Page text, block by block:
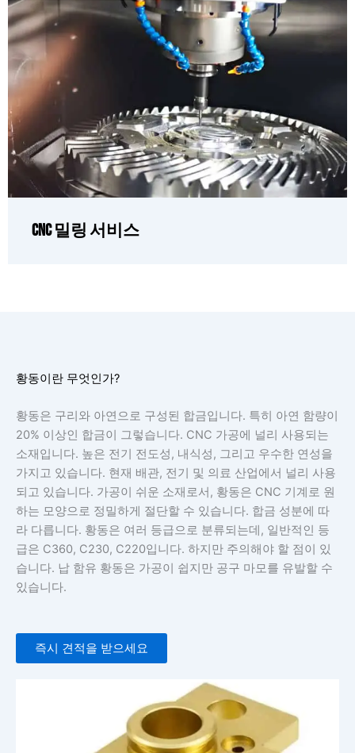
CNC 밀링 서비스
황동이란 무엇인가?
황동은 구리와 아연으로 구성된 합금입니다. 특히 아연 함량이
20% 이상인 합금이 그렇습니다. CNC 가공에 널리 사용되는
소재입니다. 높은 전기 전도성, 내식성, 그리고 우수한 연성을
가지고 있습니다. 현재 배관, 전기 및 의료 산업에서 널리 사용
되고 있습니다. 가공이 쉬운 소재로서, 황동은 CNC 기계로 원
하는 모양으로 정밀하게 절단할 수 있습니다. 합금 성분에 따
라 다릅니다. 황동은 여러 등급으로 분류되는데, 일반적인 등
급은 C360, C230, C220입니다. 하지만 주의해야 할 점이 있
습니다. 납 함유 황동은 가공이 쉽지만 공구 마모를 유발할 수
있습니다.
즉시 견적을 받으세요